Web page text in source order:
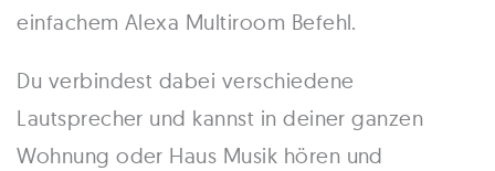
einfachem Alexa Multiroom Befehl.
Du verbindest dabei verschiedene
Lautsprecher und kannst in deiner ganzen
Wohnung oder Haus Musik hören und